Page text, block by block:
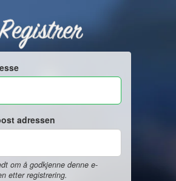
adressen
om å godkjenne denne e-
etter registrering.